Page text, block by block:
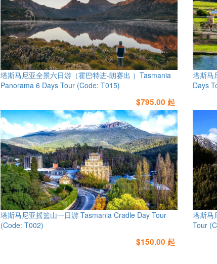
塔斯马尼亚全景六日游（霍巴特进-朗赛出 ）Tasmania
Panorama 6 Days Tour (Code: T015)
$795.00 起
塔斯马
Days
塔斯马尼亚摇篮山一日游 Tasmania Cradle Day Tour
(Code: T002)
$150.00 起
塔斯马
Tour